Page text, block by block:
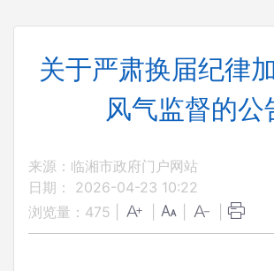
关于严肃换届纪律
风气监督的公
来源：临湘市政府门户网站
日期： 2026-04-23 10:22
浏览量： 475